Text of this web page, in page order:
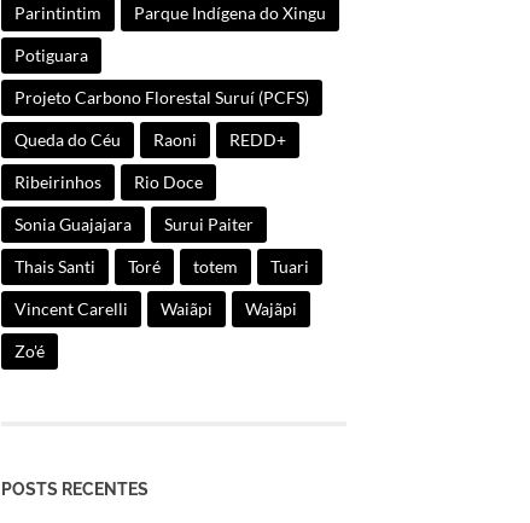
Parintintim Parque Indígena do Xingu
Potiguara
Projeto Carbono Florestal Suruí (PCFS)
Queda do Céu Raoni REDD+
Ribeirinhos Rio Doce
Sonia Guajajara Surui Paiter
Thais Santi Toré totem Tuari
Vincent Carelli Waiãpi Wajãpi
Zo'é
POSTS RECENTES